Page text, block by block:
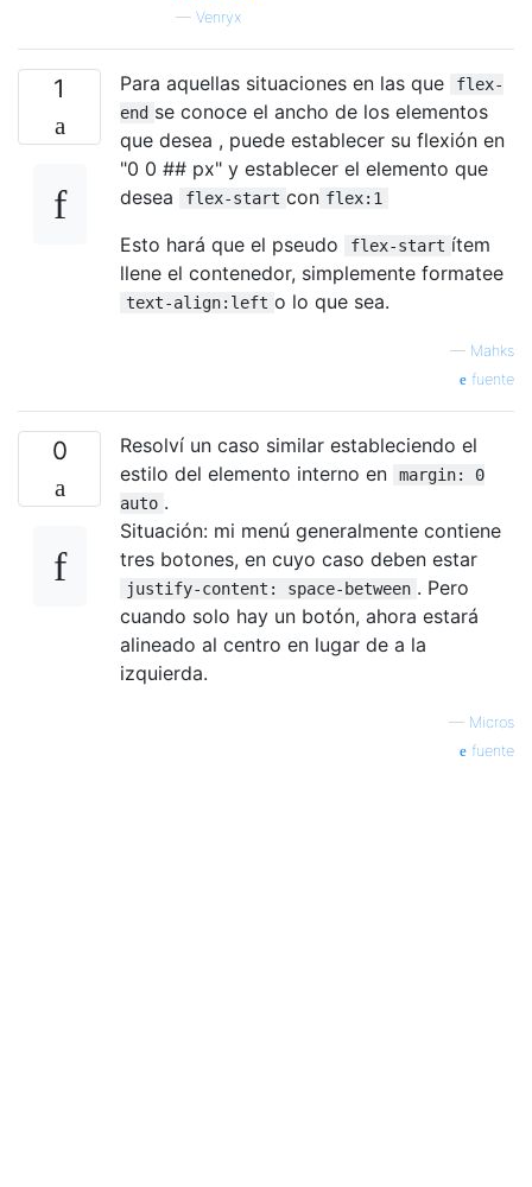
— Venryx
1 Para aquellas situaciones en las que
flex-
end se conoce el ancho de los elementos
que desea , puede establecer su flexión en
"0 0 ## px" y establecer el elemento que
desea
flex-start con flex:1
Esto hará que el pseudo flex-start ítem
llene el contenedor, simplemente formatee
text-align:left o lo que sea.
— Mahks
fuente
0
Resolví un caso similar estableciendo el
estilo del elemento interno en
margin: 0
auto .
Situación: mi menú generalmente contiene
tres botones, en cuyo caso deben estar
justify-content: space-between . Pero
cuando solo hay un botón, ahora estará
alineado al centro en lugar de a la
izquierda.
— Micros
fuente